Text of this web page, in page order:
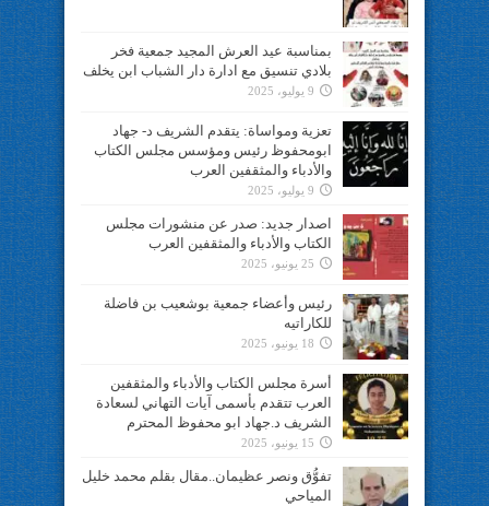
بمناسبة عيد العرش المجيد جمعية فخر
بلادي تنسيق مع ادارة دار الشباب ابن يخلف
9 يوليو، 2025
تعزية ومواساة: يتقدم الشريف د- جهاد
ابومحفوظ رئيس ومؤسس مجلس الكتاب
والأدباء والمثقفين العرب
9 يوليو، 2025
اصدار جديد: صدر عن منشورات مجلس
الكتاب والأدباء والمثقفين العرب
25 يونيو، 2025
رئيس وأعضاء جمعية بوشعيب بن فاضلة
للكاراتيه
18 يونيو، 2025
أسرة مجلس الكتاب والأدباء والمثقفين
العرب تتقدم بأسمى آيات التهاني لسعادة
الشريف د.جهاد ابو محفوظ المحترم
15 يونيو، 2025
تفوُّق ونصر عظيمان..مقال بقلم محمد خليل
المياحي